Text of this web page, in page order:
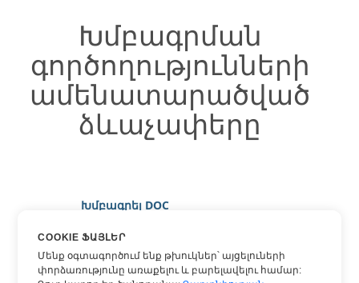
Խմբագրման
գործողությունների
ամենատարածված
ձևաչափերը
Խմբագրել DOC
Խմբագրել DOCX
Խմբագրել HTML
Խմբագրել MARKDOWN
COOKIE ՖԱՅԼԵՐ
Մենք օգտագործում ենք թխուկներ՝ այցելուների
փորձառությունը առաքելու և բարելավելու համար: